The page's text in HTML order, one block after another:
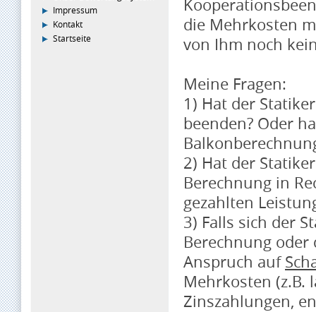
Impressum
Kontakt
Startseite
die Mehrkosten
von Ihm noch
Meine Fragen:
1) Hat der
beenden? Oder
2) Hat der
Berechnung in
gezahlten
3) Falls sich der
Berechnung
Anspruch auf
Mehrkosten (z.B.
Zinszahlungen,